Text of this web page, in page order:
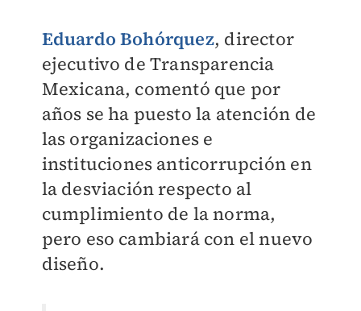
Eduardo Bohórquez, director
ejecutivo de Transparencia
Mexicana, comentó que por
años se ha puesto la atención de
las organizaciones e
instituciones anticorrupción en
la desviación respecto al
cumplimiento de la norma,
pero eso cambiará con el nuevo
diseño.